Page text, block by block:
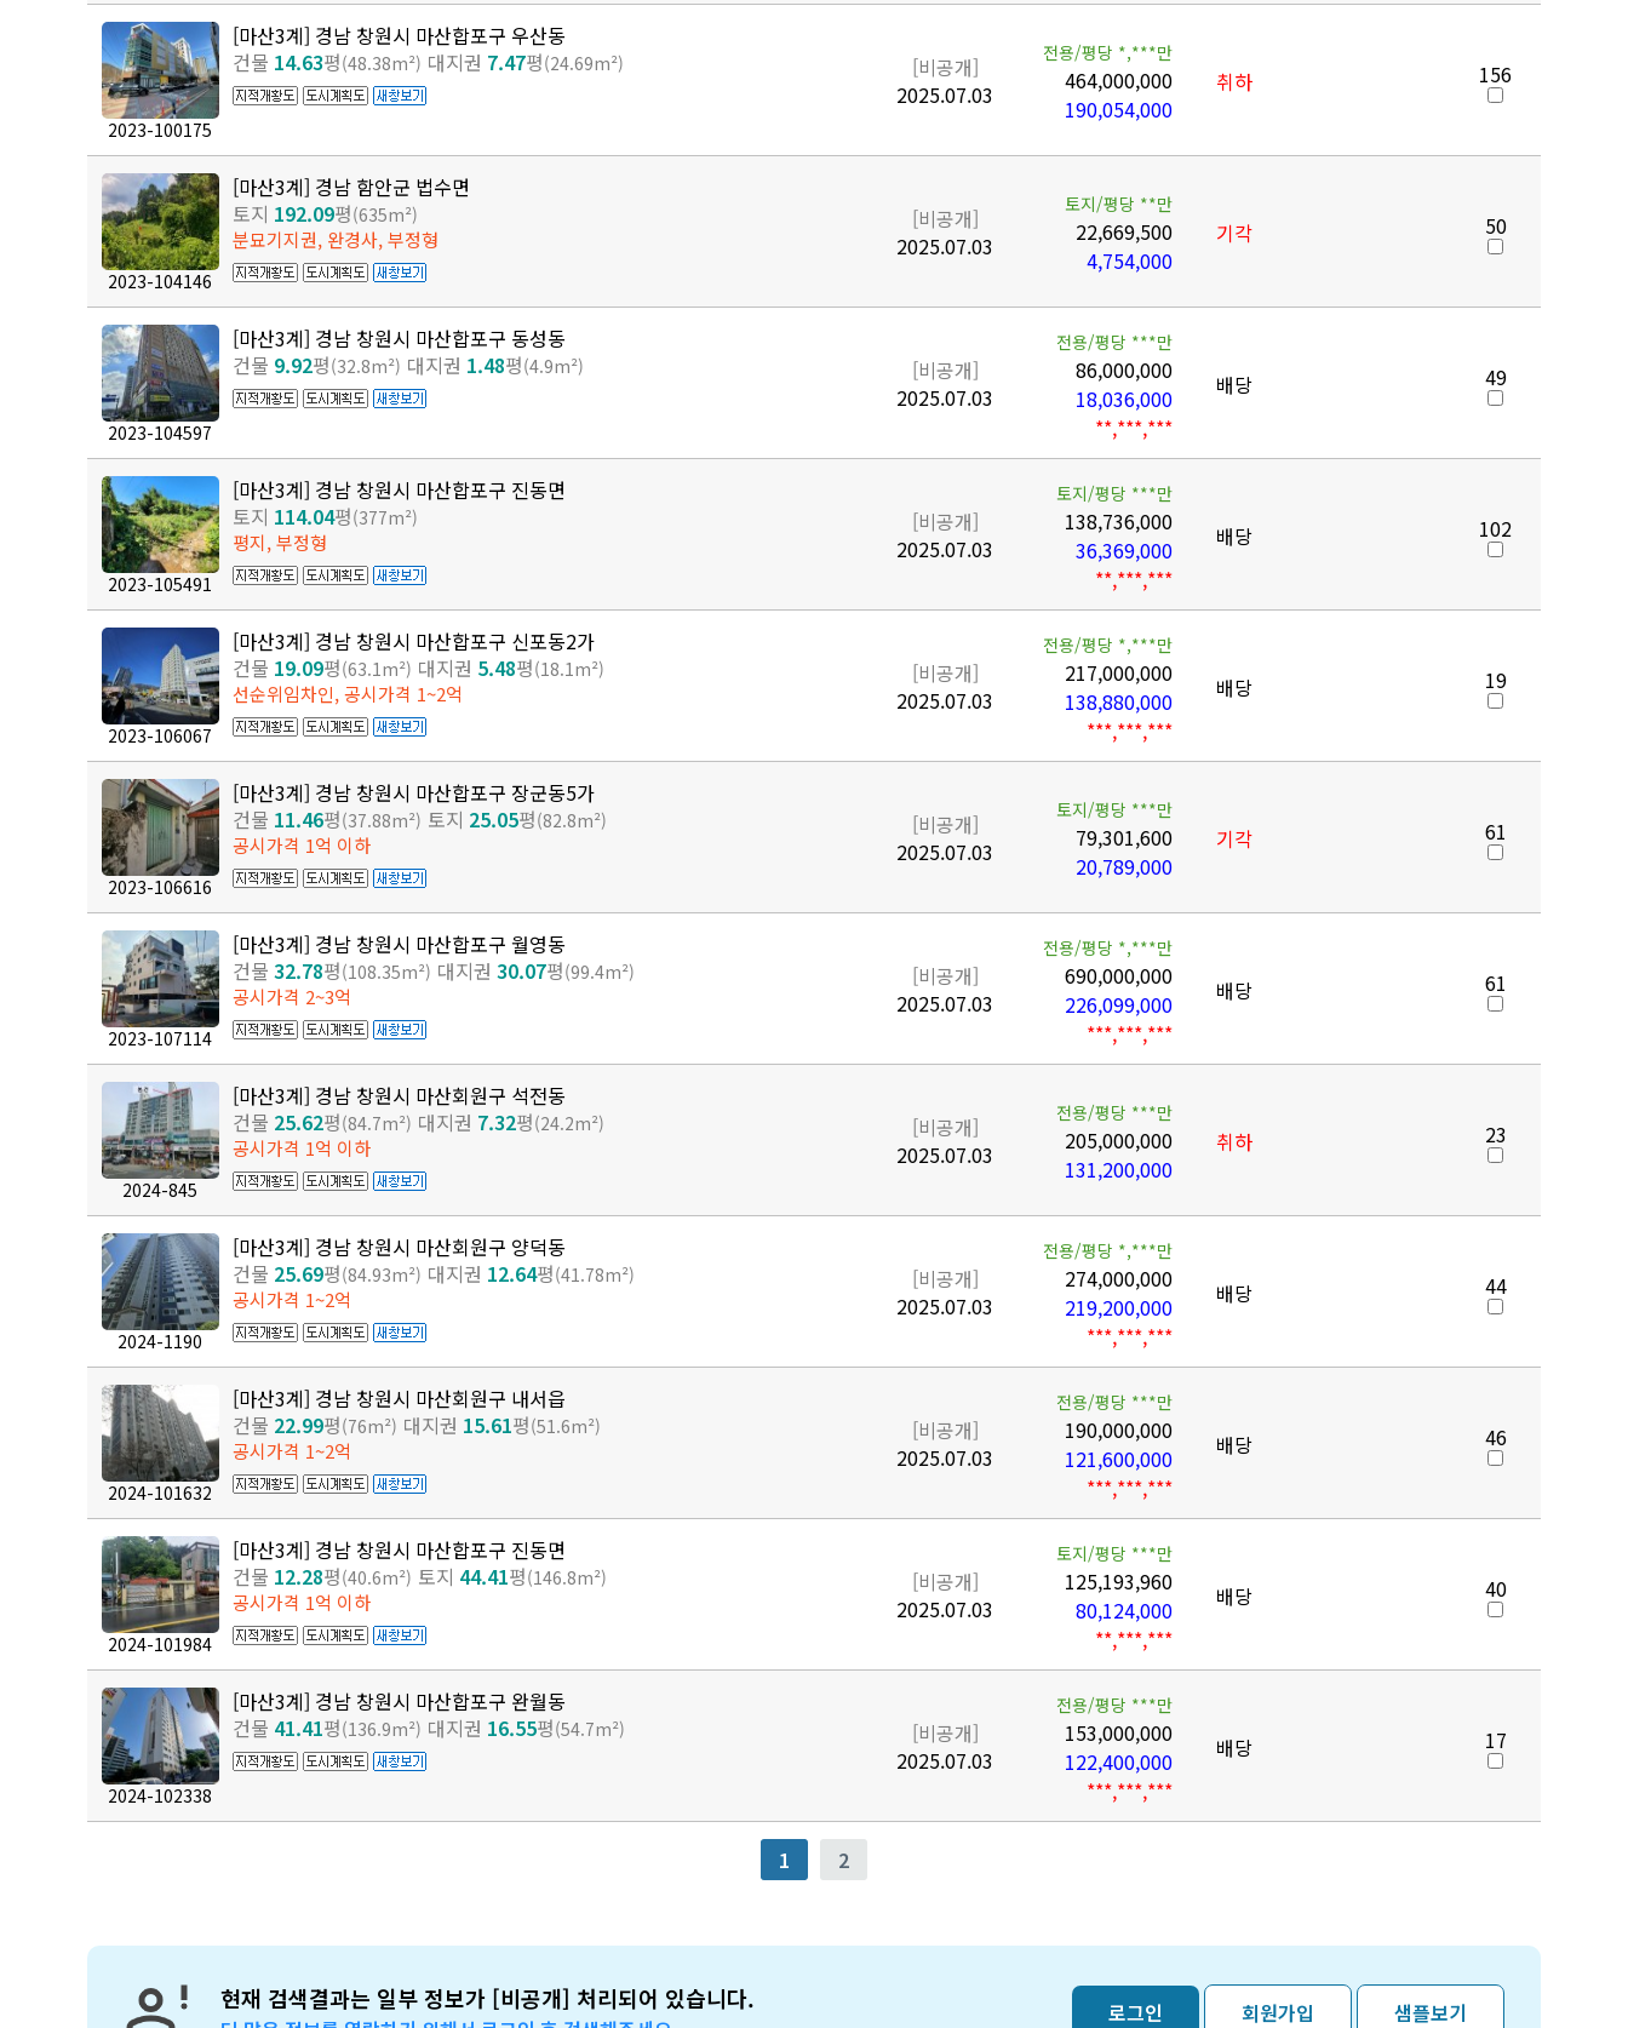
2023-100175
[마산3계] 경남 창원시 마산합포구 우산동
건물 14.63평(48.38m²) 대지권 7.47평(24.69m²)
[비공개]
2025.07.03
전용/평당 *,***만
464,000,000
190,054,000
취하 156
2023-104146
[마산3계] 경남 함안군 법수면
토지 192.09평(635m²)
분묘기지권, 완경사, 부정형
[비공개]
2025.07.03
토지/평당 **만
22,669,500
4,754,000
기각 50
2023-104597
[마산3계] 경남 창원시 마산합포구 동성동
건물 9.92평(32.8m²) 대지권 1.48평(4.9m²)
[비공개]
2025.07.03
전용/평당 ***만
86,000,000
18,036,000
**,***,***
배당 49
2023-105491
[마산3계] 경남 창원시 마산합포구 진동면
토지 114.04평(377m²)
평지, 부정형
[비공개]
2025.07.03
토지/평당 ***만
138,736,000
36,369,000
**,***,***
배당 102
2023-106067
[마산3계] 경남 창원시 마산합포구 신포동2가
건물 19.09평(63.1m²) 대지권 5.48평(18.1m²)
선순위임차인, 공시가격 1~2억
[비공개]
2025.07.03
전용/평당 *,***만
217,000,000
138,880,000
***,***,***
배당 19
2023-106616
[마산3계] 경남 창원시 마산합포구 장군동5가
건물 11.46평(37.88m²) 토지 25.05평(82.8m²)
공시가격 1억 이하
[비공개]
2025.07.03
토지/평당 ***만
79,301,600
20,789,000
기각 61
2023-107114
[마산3계] 경남 창원시 마산합포구 월영동
건물 32.78평(108.35m²) 대지권 30.07평(99.4m²)
공시가격 2~3억
[비공개]
2025.07.03
전용/평당 *,***만
690,000,000
226,099,000
***,***,***
배당 61
2024-845
[마산3계] 경남 창원시 마산회원구 석전동
건물 25.62평(84.7m²) 대지권 7.32평(24.2m²)
공시가격 1억 이하
[비공개]
2025.07.03
전용/평당 ***만
205,000,000
131,200,000
취하 23
2024-1190
[마산3계] 경남 창원시 마산회원구 양덕동
건물 25.69평(84.93m²) 대지권 12.64평(41.78m²)
공시가격 1~2억
[비공개]
2025.07.03
전용/평당 *,***만
274,000,000
219,200,000
***,***,***
배당 44
2024-101632
[마산3계] 경남 창원시 마산회원구 내서읍
건물 22.99평(76m²) 대지권 15.61평(51.6m²)
공시가격 1~2억
[비공개]
2025.07.03
전용/평당 ***만
190,000,000
121,600,000
***,***,***
배당 46
2024-101984
[마산3계] 경남 창원시 마산합포구 진동면
건물 12.28평(40.6m²) 토지 44.41평(146.8m²)
공시가격 1억 이하
[비공개]
2025.07.03
토지/평당 ***만
125,193,960
80,124,000
**,***,***
배당 40
2024-102338
[마산3계] 경남 창원시 마산합포구 완월동
건물 41.41평(136.9m²) 대지권 16.55평(54.7m²)
[비공개]
2025.07.03
전용/평당 ***만
153,000,000
122,400,000
***,***,***
배당 17
1 2
현재 검색결과는 일부 정보가 [비공개] 처리되어 있습니다. 로그인 회원가입 샘플보기